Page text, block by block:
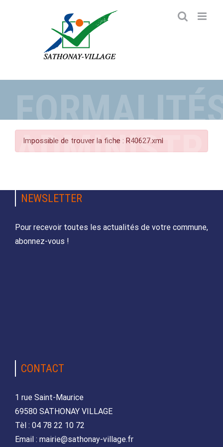
Impossible de trouver la fiche : R40627.xml
NEWSLETTER
Pour recevoir toutes les actualités de votre commune,
abonnez-vous !
CONTACT
1 rue Saint-Maurice
69580 SATHONAY VILLAGE
Tèl : 04 78 22 10 72
Email : mairie@sathonay-village.fr